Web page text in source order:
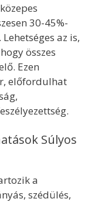
30-45%-
az is,
összes
Ezen
előfordulhat
Súlyos
a
szédülés,